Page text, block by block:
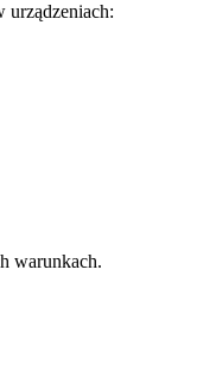
urządzeniach:
warunkach.